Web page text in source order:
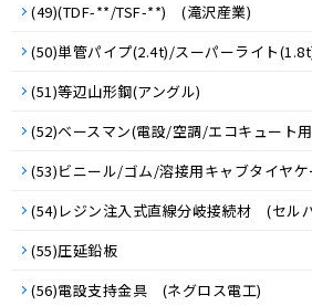
(49)(TDF-**/TSF-**) (滝沢産業)
(50)単管パイプ(2.4t)/スーパーライト
(51)等辺山形鋼(アングル)
(52)ベースマン(電設/空調/エコキュート
(53)ビニール/ゴム/溶接用キャブタイヤ
(54)レジン注入式直線分岐接続材 (セル
(55)圧延鉛板
(56)電設支持金具 (ネグロス電工)